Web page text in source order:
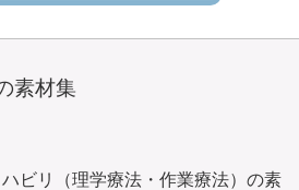
素材集
ビリ（理学療法・作業療法）の素